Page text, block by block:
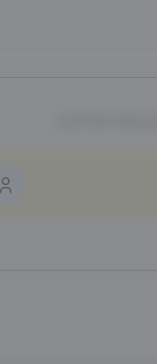
ایجاد شده است.